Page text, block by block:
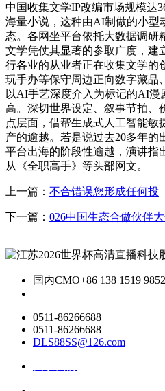
中国收集文学IP改编市场规模达
海量小说，这种由AI制做的小型
态。各网坐平台依托大数据调研
文学凭仗其显著的参取广度，建
行各业的从业者正在收集文学的
玩手办等保守周边正向数字藏品
以AI手艺深度介入为标记的AI漫
高。深切世界设定、叙事节拍、
点层面，借帮生成式人工智能敏
产的逾越。若是说过去20多年的
平台出海的阶段性逾越，演讲指
从《全职高手》等头部网文。
上一篇： 不合错误您形成任何投
下一篇： 026中国生态合做伙伴
国内CMO+86 138 1519
0511-86266688
0511-86266688
DLS88SS@126.com